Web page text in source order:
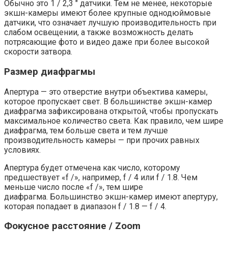
Обычно это 1 / 2,3 ″ датчики. Тем не менее, некоторые
экшн-камеры имеют более крупные однодюймовые
датчики, что означает лучшую производительность при
слабом освещении, а также возможность делать
потрясающие фото и видео даже при более высокой
скорости затвора.
Размер диафрагмы
Апертура — это отверстие внутри объектива камеры,
которое пропускает свет. В большинстве экшн-камер
диафрагма зафиксирована открытой, чтобы пропускать
максимальное количество света. Как правило, чем шире
диафрагма, тем больше света и тем лучше
производительность камеры — при прочих равных
условиях.
Апертура будет отмечена как число, которому
предшествует «f /», например, f / 4 или f / 1.8. Чем
меньше число после «f /», тем шире
диафрагма. Большинство экшн-камер имеют апертуру,
которая попадает в диапазон f / 1.8 — f / 4.
Фокусное расстояние / Zoom